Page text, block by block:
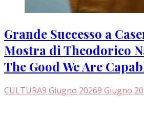
Grande Successo a
Mostra di Theodorico
The Good We Are
CULTURA9 Giugno 20269 Giugno